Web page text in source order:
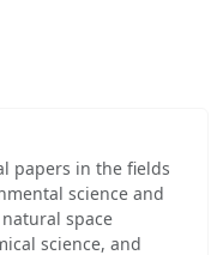
papers in the fields
science and
space
science, and